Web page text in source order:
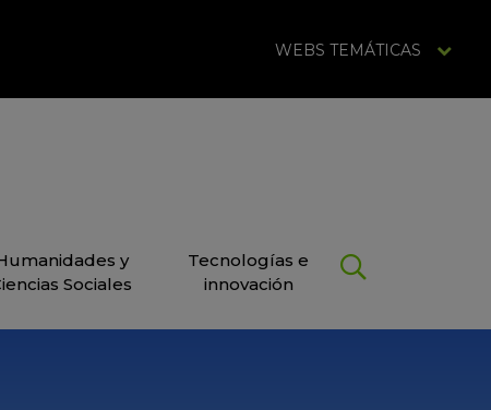
WEBS TEMÁTICAS
y
Sociales
Tecnologías e
innovación